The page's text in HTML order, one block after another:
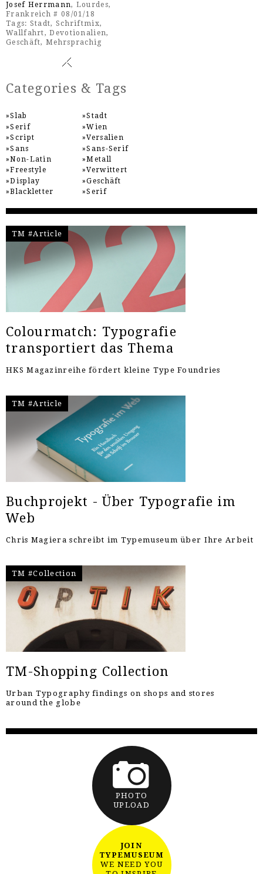
Josef Herrmann, Lourdes,
Frankreich # 08/01/18
Tags: Stadt, Schriftmix,
Wallfahrt,Devotionalien,
Geschäft,Mehrsprachig
Categories & Tags
Slab
Serif
Script
Sans
Non-Latin
Freestyle
Display
Blackletter
Stadt
Wien
Versalien
Sans-Serif
Metall
Verwittert
Geschäft
Serif
TM #Article
Colourmatch: Typografie
transportiert das Thema
HKS Magazinreihe fördert kleine Type Foundries
TM #Article
Buchprojekt - Über Typografie im
Web
Chris Magiera schreibt im Typemuseum über Ihre Arbeit
TM #Collection
TM-Shopping Collection
Urban Typography findings on shops and stores
around the globe
PHOTO
UPLOAD
JOIN
TYPEMUSEUM
WE NEED YOU